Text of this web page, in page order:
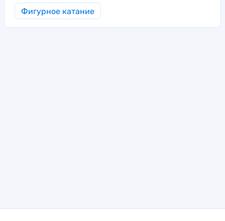
Фигурное катание